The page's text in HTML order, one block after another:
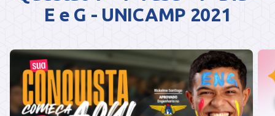
E e G - UNICAMP 2021